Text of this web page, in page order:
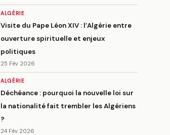
ALGÉRIE
Visite du Pape Léon XIV : l’Algérie entre
ouverture spirituelle et enjeux
politiques
25 Fév 2026
ALGÉRIE
Déchéance : pourquoi la nouvelle loi sur
la nationalité fait trembler les Algériens
?
24 Fév 2026